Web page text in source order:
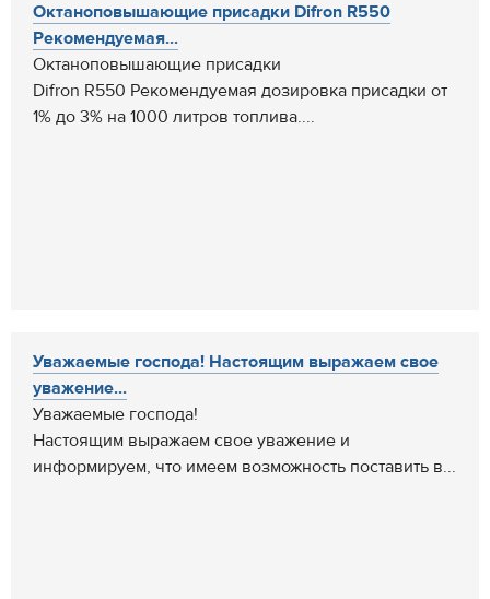
Октаноповышающие присадки Difron R550
Рекомендуемая...
Октаноповышающие присадки
Difron R550 Рекомендуемая дозировка присадки от
1% до 3% на 1000 литров топлива....
Уважаемые господа! Настоящим выражаем свое
уважение...
Уважаемые господа!
Настоящим выражаем свое уважение и
информируем, что имеем возможность поставить в...